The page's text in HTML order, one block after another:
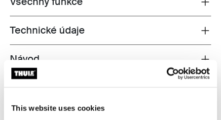
This website uses cookies
Toggle techspec
Technické údaje
Toggle guides and instructions
Návod
Recenze